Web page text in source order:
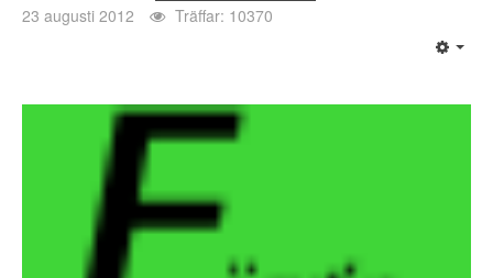
23 augusti 2012
Träffar: 10370